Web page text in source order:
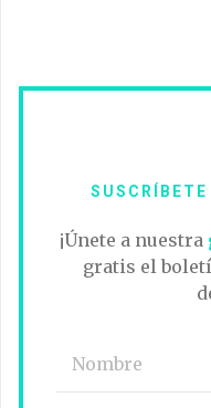
¡Únete a nuestra
gratis el